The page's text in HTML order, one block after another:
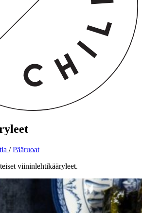
/ Pääruoat
viininlehtikääryleet.